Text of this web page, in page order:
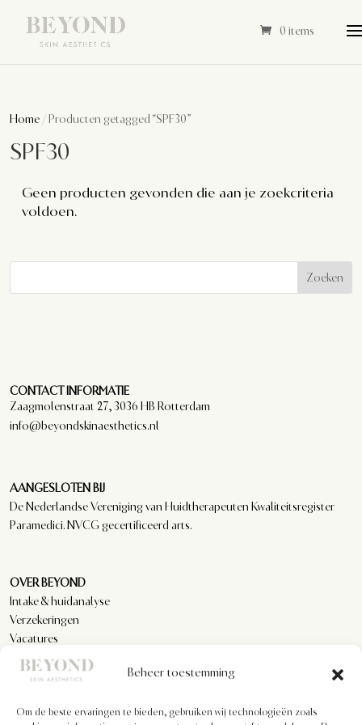
Beheer toestemming
Om de beste ervaringen te bieden, gebruiken wij technologieën zoals
0 items
Home / Producten getagged “SPF30”
SPF30
Geen producten gevonden die aan je zoekcriteria
voldoen.
Zoeken
CONTACT INFORMATIE
Zaagmolenstraat 27, 3036 HB Rotterdam
info@beyondskinaesthetics.nl
AANGESLOTEN BIJ
De Nederlandse Vereniging van Huidtherapeuten Kwaliteitsregister
Paramedici. NVCG gecertificeerd arts.
OVER BEYOND
Intake & huidanalyse
Verzekeringen
Vacatures
Reviews
KLANTENSERVICE